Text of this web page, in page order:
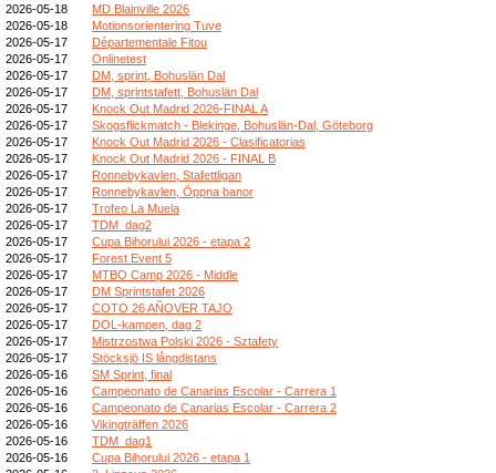
2026-05-18
MD Blainville 2026
2026-05-18
Motionsorientering Tuve
2026-05-17
Départementale Fitou
2026-05-17
Onlinetest
2026-05-17
DM, sprint, Bohuslän Dal
2026-05-17
DM, sprintstafett, Bohuslän Dal
2026-05-17
Knock Out Madrid 2026-FINAL A
2026-05-17
Skogsflickmatch - Blekinge, Bohuslän-Dal, Göteborg
2026-05-17
Knock Out Madrid 2026 - Clasificatorias
2026-05-17
Knock Out Madrid 2026 - FINAL B
2026-05-17
Ronnebykavlen, Stafettligan
2026-05-17
Ronnebykavlen, Öppna banor
2026-05-17
Trofeo La Muela
2026-05-17
TDM_dag2
2026-05-17
Cupa Bihorului 2026 - etapa 2
2026-05-17
Forest Event 5
2026-05-17
MTBO Camp 2026 - Middle
2026-05-17
DM Sprintstafet 2026
2026-05-17
COTO 26 AÑOVER TAJO
2026-05-17
DOL-kampen, dag 2
2026-05-17
Mistrzostwa Polski 2026 - Sztafety
2026-05-17
Stöcksjö IS långdistans
2026-05-16
SM Sprint, final
2026-05-16
Campeonato de Canarias Escolar - Carrera 1
2026-05-16
Campeonato de Canarias Escolar - Carrera 2
2026-05-16
Vikingträffen 2026
2026-05-16
TDM_dag1
2026-05-16
Cupa Bihorului 2026 - etapa 1